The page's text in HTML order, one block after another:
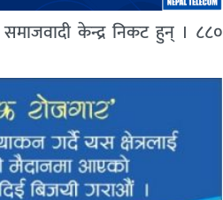
केन्द्र निकट हुन् । ८८०